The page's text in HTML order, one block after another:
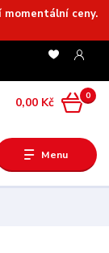
momentální ceny.
Menu
0
0,00 Kč